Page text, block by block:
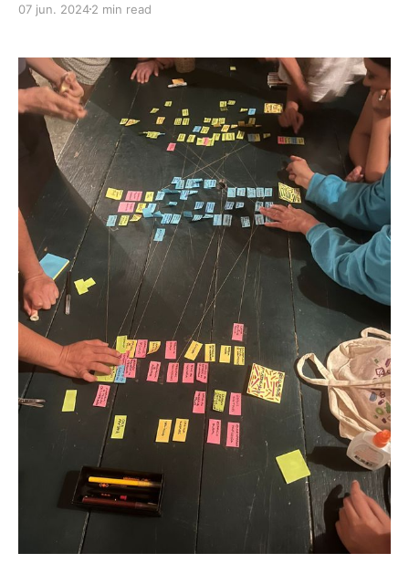
Buckminster Fuller ¿Que es? Simbiosis es un
agentes de cambio como tú, enfocados en el
crecimiento personal, fortalecimiento de la
07 jun. 20242 min read